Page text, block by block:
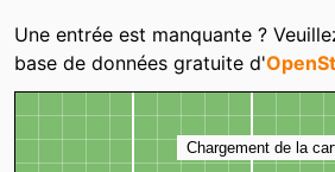
Catégories
Une entrée est manquante ?
base de données gratuite d'
Carte
Chargement de la